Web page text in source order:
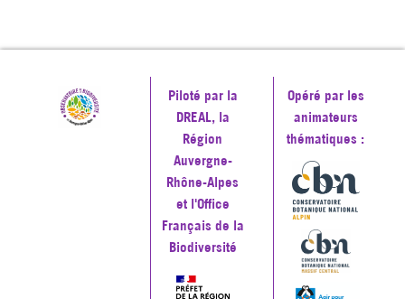
Piloté par la
DREAL, la
Région
Auvergne-
Rhône-Alpes
et l'Office
Français de la
Biodiversité
Opéré par les
animateurs
thématiques :